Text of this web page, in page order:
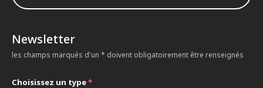
Newsletter
les champs marqués d'un * doivent obligatoirement être renseignés
Choisissez un type*